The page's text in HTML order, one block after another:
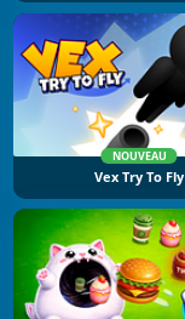
NOUVEAU
Vex Try To Fly